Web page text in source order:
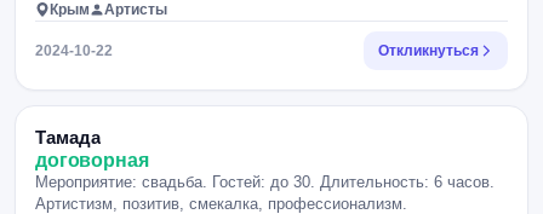
Крым Артисты
2024-10-22 Откликнуться
Тамада
договорная
Мероприятие: свадьба. Гостей: до 30. Длительность: 6 часов.
Артистизм, позитив, смекалка, профессионализм.